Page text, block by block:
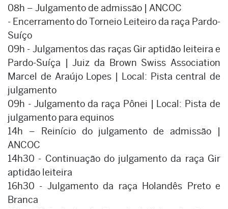
08h – Julgamento de admissão | ANCOC
- Encerramento do Torneio Leiteiro da raça Pardo-
Suíço
09h - Julgamentos das raças Gir aptidão leiteira e
Pardo-Suíça | Juiz da Brown Swiss Association
Marcel de Araújo Lopes | Local: Pista central de
julgamento
09h - Julgamento da raça Pônei | Local: Pista de
julgamento para equinos
14h – Reinício do julgamento de admissão |
ANCOC
14h30 - Continuação do julgamento da raça Gir
aptidão leiteira
16h30 - Julgamento da raça Holandês Preto e
Branca